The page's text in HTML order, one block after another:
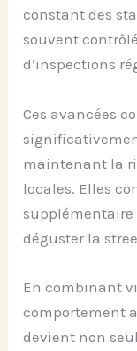
constant des
souvent
d’inspections
Ces avancées
maintenant la
locales. Elles
déguster la
En combinant
comportement
devient non